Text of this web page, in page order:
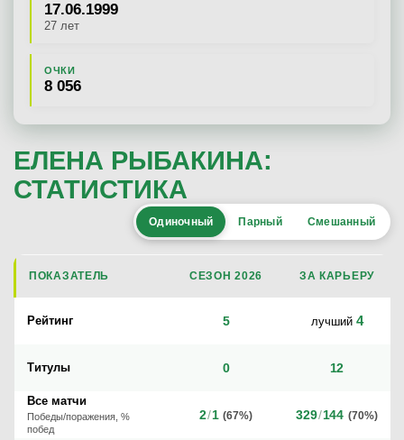
17.06.1999
27 лет
ОЧКИ
8 056
ЕЛЕНА РЫБАКИНА:
СТАТИСТИКА
Одиночный Парный Смешанный
ПОКАЗАТЕЛЬ СЕЗОН 2026 ЗА КАРЬЕРУ
Рейтинг 5 лучший 4
Титулы 0 12
Все матчи
Победы/поражения, %
побед
2/1 (67%) 329/144 (70%)